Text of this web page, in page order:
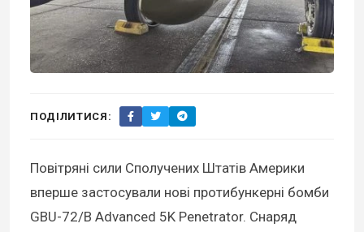
ПОДІЛИТИСЯ:
Повітряні сили Сполучених Штатів Америки
вперше застосували нові протибункерні бомби
GBU-72/B Advanced 5K Penetrator. Снаряд